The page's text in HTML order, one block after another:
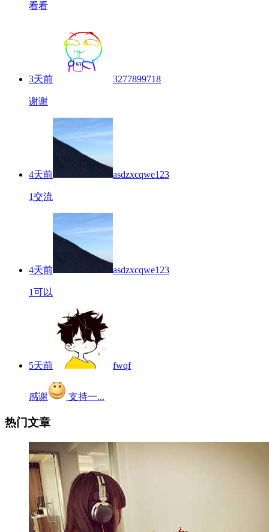
看看
3天前 3277899718
谢谢
4天前 asdzxcqwe123
1交流
4天前 asdzxcqwe123
1可以
5天前 fwqf
感谢 支持一...
热门文章